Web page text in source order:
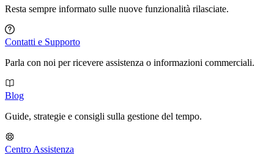
Resta sempre informato sulle nuove funzionalità rilasciate.
Contatti e Supporto
Parla con noi per ricevere assistenza o informazioni commerciali.
Blog
Guide, strategie e consigli sulla gestione del tempo.
Centro Assistenza